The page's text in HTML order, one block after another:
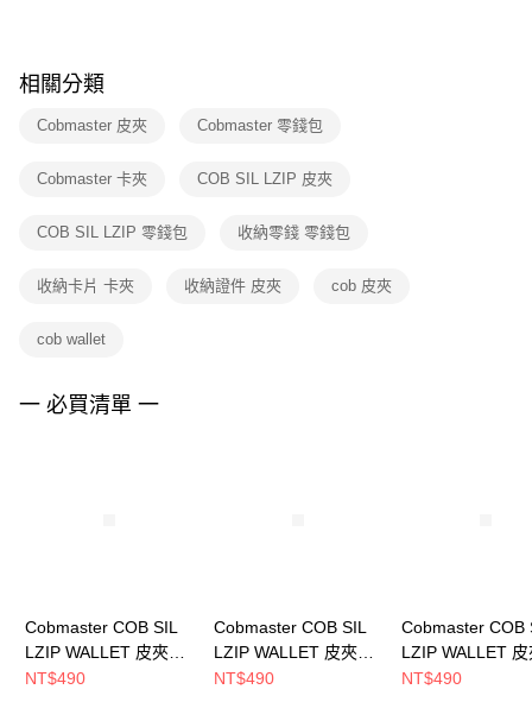
※ 交易是否成功請以「AFTEE先享後付 」之結帳頁面顯示為準，若有關於
是否繳費成功／繳費後需取消欲退款等相關疑問，請聯繫「AFTEE先享後付
客戶支援中心」https://netprotections.freshdesk.com/support/home
１．透過由恩沛科技股份有限公司提供之「AFTEE先享後付」服務完成之交
權轉讓予恩沛科技股份有限公司。
３．未成年的使用者請事先徵得法定代理人或監護人之同意方可使用
任。
請求用戶進行身份認證。
５．嚴禁一人註冊多個帳號或使用他人資訊註冊。若發現惡意使用之情形，
相關分類
Cobmaster 皮夾 Cobmaster 零錢包
Cobmaster 卡夾 COB SIL LZIP 皮夾
COB SIL LZIP 零錢包 收納零錢 零錢包
收納卡片 卡夾 收納證件 皮夾 cob 皮夾
cob wallet
一 必買清單 一
Cobmaster COB SIL
LZIP WALLET 皮夾
Purple 810212000050
NT$490
Cobmaster COB SIL
LZIP WALLET 皮夾
Black 810212000080
NT$490
Cobmaster COB
LZIP WALLET 皮
White
NT$490